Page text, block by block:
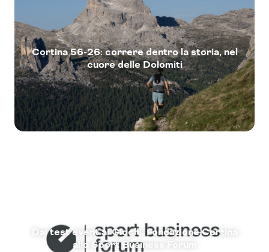
Cortina 56-26: correre dentro la storia, nel
cuore delle Dolomiti
Dai test event ai Giochi: Fondazione Cortina
allo Sport Business Forum